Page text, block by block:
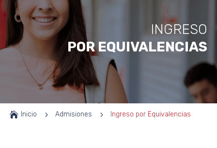
INGRESO
POR EQUIVALENCIAS
 Inicio 5 Admisiones 5 Ingreso por Equivalencias